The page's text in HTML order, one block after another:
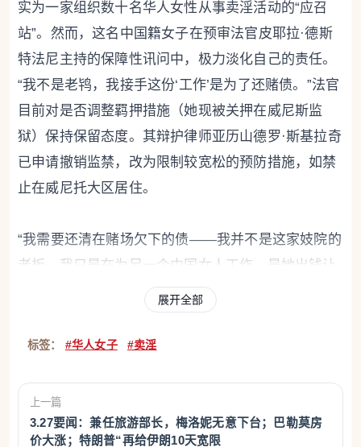
实为一家组织数十名华人女性从事卖淫活动的“应召
站”。然而，这名中国籍女子在预审法官皮耶拉·德斯
特法尼主持的保障性讯问中，极力淡化自己的责任。
“我不是老鸨，我接手这份‘工作’是为了还赌债。”法官
目前对是否调整羁押措施（她现被关押在威尼斯监
狱）保持保留态度。其辩护律师亚历山德罗·斯基拉奇
已申请撤销监禁，改为限制较宽松的预防措施，如禁
止在威尼托大区居住。
“我需要还清在赌场欠下的债——我并不是这家妓院的
老板，我只是在为另一个中国女人工作，是她出钱让
我管理这家应召站。”该女子在庭上如此陈述。事实
上，警方在搜查她时确实发现了一张知名赌场的积分
卡。
此案的调查由特雷维索税务警方执行，并在检察院协
调下进行，最终于3月10日在韦德拉戈将其逮捕。在
展开全部
标签： #华人女子 #卖淫
上一篇
3.27要闻：兼任旅游部长，梅洛妮无意下台；巴勒莫房
价大涨；特朗普“再给伊朗10天宽限